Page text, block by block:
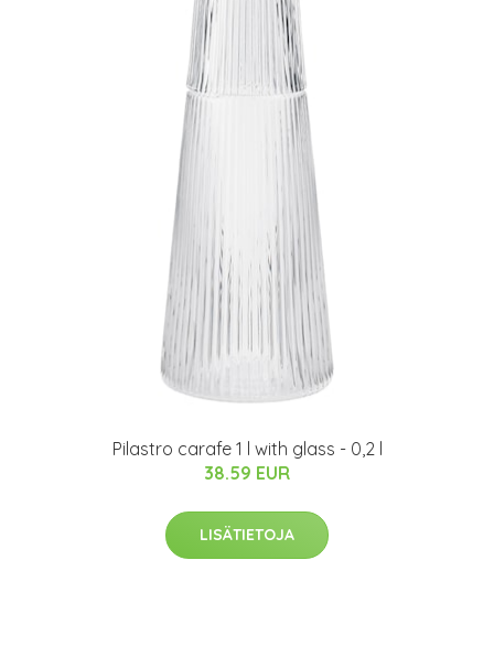
Pilastro carafe 1 l with glass - 0,2 l
38.59 EUR
LISÄTIETOJA